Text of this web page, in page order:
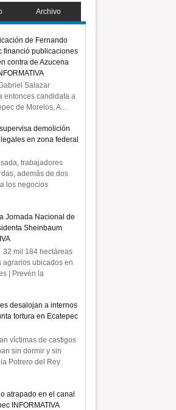
Archivo
de Fernando
financió publicaciones
contra de Azucena
Salazar
entonces candidata a
de Morelos, A...
demolición
en zona federal
trabajadores
además de dos
los negocios
Jornada Nacional de
Sheinbaum
mil 184 hectáreas
agrarios ubicados en
| Prevén la
desalojan a internos
tortura en Ecatepec
víctimas de castigos
sin dormir y sin
Potrero del Rey
atrapado en el canal
INFORMATIVA